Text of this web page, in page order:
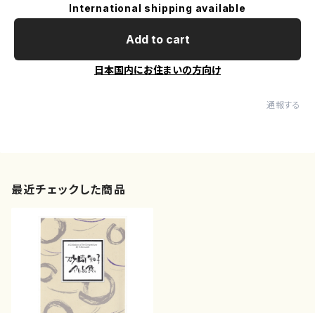
International shipping available
Add to cart
日本国内にお住まいの方向け
通報する
最近チェックした商品